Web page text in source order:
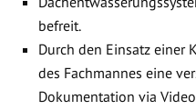
befreit.
Durch den Einsatz einer
des Fachmannes eine
Dokumentation via